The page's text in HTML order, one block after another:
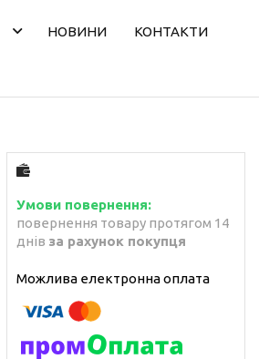
НОВИНИ КОНТАКТИ
повернення товару протягом 14
днів за рахунок покупця